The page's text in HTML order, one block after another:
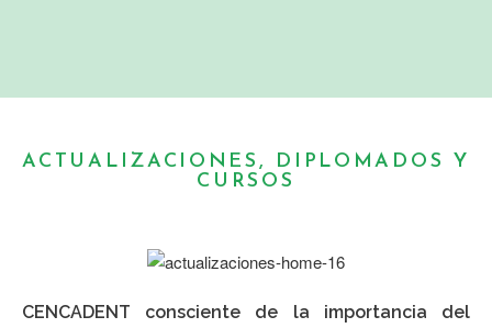
ACTUALIZACIONES, DIPLOMADOS Y
CURSOS
CENCADENT consciente de la importancia del